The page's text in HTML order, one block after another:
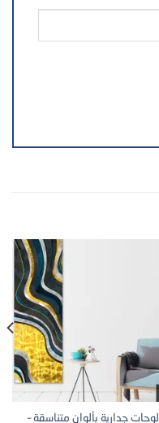
لوحات جدارية بألوان متناسقة –